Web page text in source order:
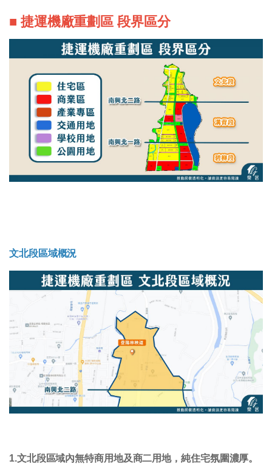
■ 捷運機廠重劃區 段界區分
文北段區域概況
1.文北段區域內無特商用地及商二用地，純住宅氛圍濃厚。